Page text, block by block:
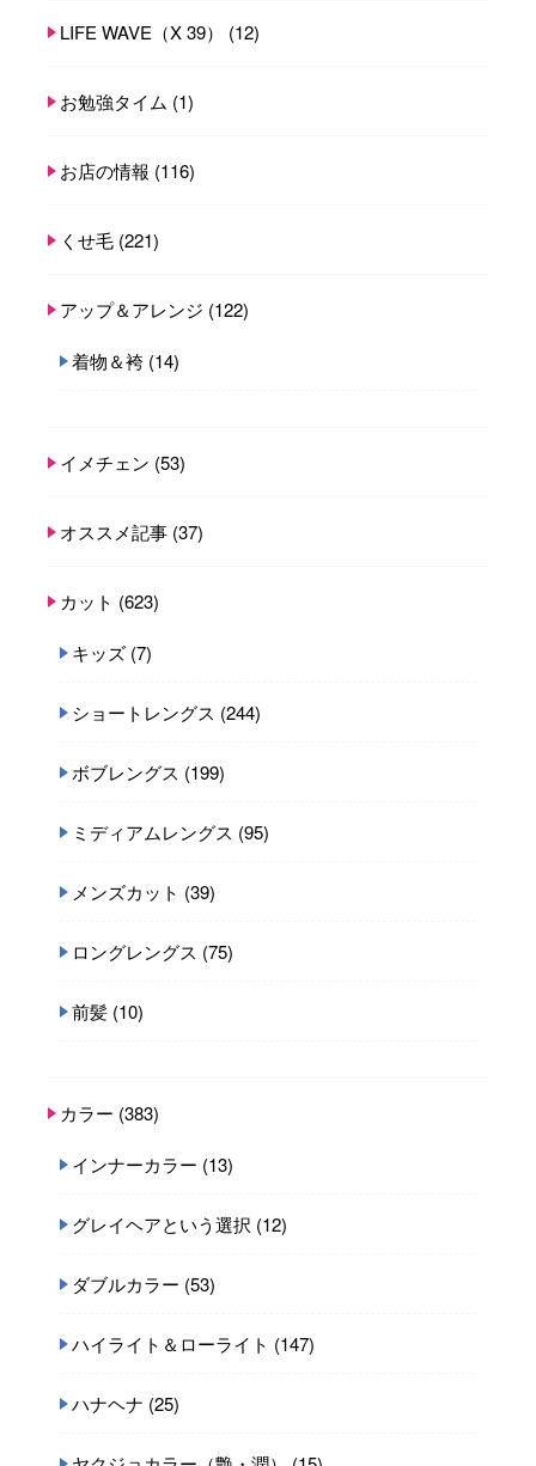
LIFE WAVE（X 39） (12)
お勉強タイム (1)
お店の情報 (116)
くせ毛 (221)
アップ＆アレンジ (122)
着物＆袴 (14)
イメチェン (53)
オススメ記事 (37)
カット (623)
キッズ (7)
ショートレングス (244)
ボブレングス (199)
ミディアムレングス (95)
メンズカット (39)
ロングレングス (75)
前髪 (10)
カラー (383)
インナーカラー (13)
グレイヘアという選択 (12)
ダブルカラー (53)
ハイライト＆ローライト (147)
ハナヘナ (25)